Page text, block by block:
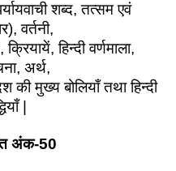
शब्द, तत्सम एवं
वर्तनी,
हिन्दी वर्णमाला,
अर्थ,
की मुख्य बोलियाँ तथा हिन्दी
|
अंक-50